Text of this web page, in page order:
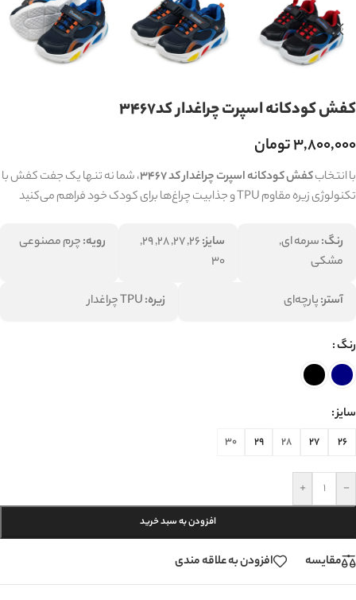
کفش کودکانه اسپرت چراغدار کد3467
۳,۸۰۰,۰۰۰تومان
با انتخابکفش کودکانه اسپرت چراغدار کد ۳۴۶۷
، شما نه تنها یک جفت کفش با
تکنولوژی زیره مقاوم TPU و جذابیت چراغ‌ها برای کودک خود فراهم می‌کنید
رنگ:سرمه ای,
مشکی
سایز:
26, 27, 28, 29,
30
رویه:چرم مصنوعی
آستر:پارچه‌ای زیره:
رنگ
سایز
26
27
28
29
30
-
+
افزودن به سبد خرید
مقایسه افزودن به علاقه مندی